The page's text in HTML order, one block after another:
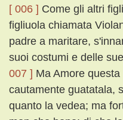
[ 006 ] Come gli altri
figliuola chiamata
padre a maritare,
suoi costumi e delle
007 ] Ma Amore
cautamente guatatala,
quanto la vedea; ma